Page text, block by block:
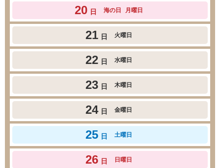
20 日 海の日 月曜日
21 日 火曜日
22 日 水曜日
23 日 木曜日
24 日 金曜日
25 日 土曜日
26 日 日曜日